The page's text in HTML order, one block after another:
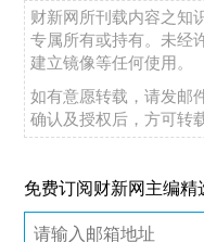
财新网所刊载内容之知
专属所有或持有。未经
建立镜像等任何使用。
如有意愿转载，请发邮
确认及授权后，方可转载
免费订阅财新网主编精